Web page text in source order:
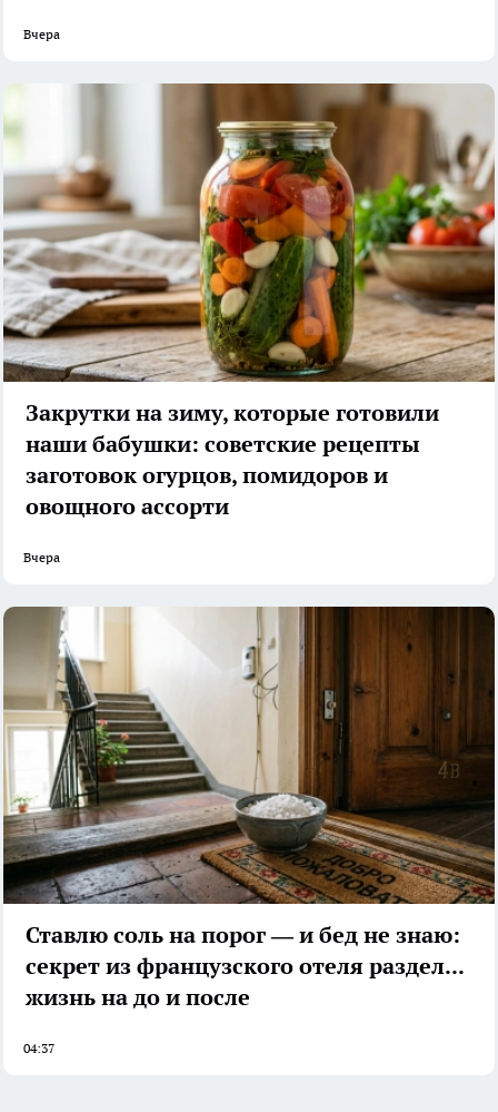
Вчера
Закрутки на зиму, которые готовили
наши бабушки: советские рецепты
заготовок огурцов, помидоров и
овощного ассорти
Вчера
Ставлю соль на порог — и бед не знаю:
секрет из французского отеля разделил
жизнь на до и после
04:37